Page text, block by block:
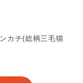
カチ(総柄三毛猫